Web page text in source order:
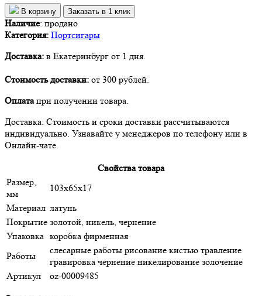
В корзину Заказать в 1 клик
Наличие: продано
Категория: Портсигары
Доставка: в Екатеринбург от 1 дня.
Стоимость доставки: от 300 рублей.
Оплатапри получении товара.
Доставка: Стоимость и сроки доставки рассчитываются
индивидуально. Узнавайте у менеджеров по телефону или в
Онлайн-чате.
Свойства товара
Размер,
мм
103х65х17
Материал латунь
Покрытие золотой, никель, чернение
Упаковка коробка фирменная
Работы
слесарные работы рисование кистью травление
гравировка чернение никелирование золочение
Артикул
oz-00009485